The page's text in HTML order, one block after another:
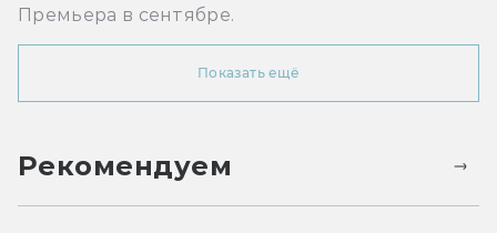
Премьера в сентябре.
Показать ещё
Рекомендуем